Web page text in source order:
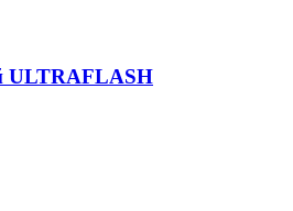
ULTRAFLASH